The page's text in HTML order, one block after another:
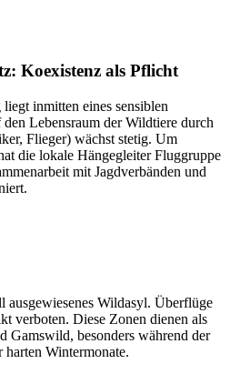
Koexistenz als Pflicht
inmitten eines sensiblen
Lebensraum der Wildtiere durch
Flieger) wächst stetig. Um
die lokale Hängegleiter Fluggruppe
mit Jagdverbänden und
Wildasyl. Überflüge
verboten. Diese Zonen dienen als
Gamswild, besonders während der
harten Wintermonate.